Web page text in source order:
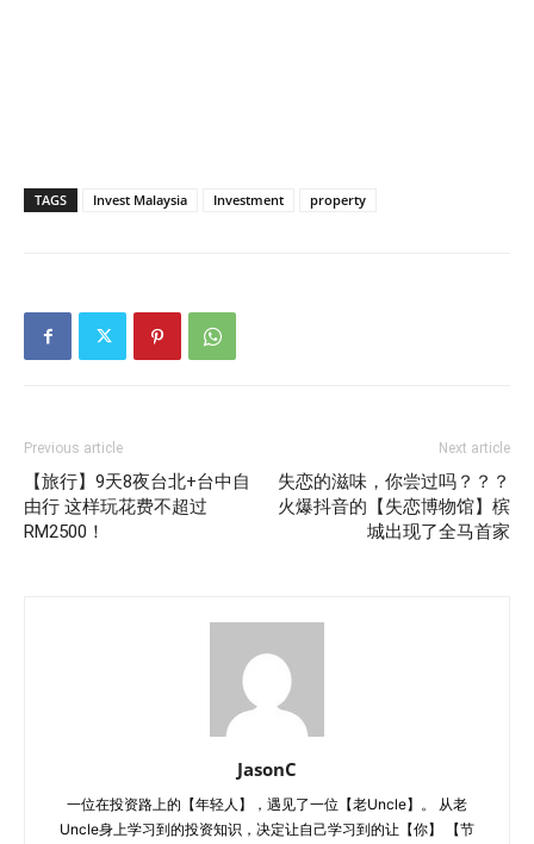
TAGS Invest Malaysia Investment property
Previous article
【旅行】9天8夜台北+台中自
由行 这样玩花费不超过
RM2500！
Next article
失恋的滋味，你尝过吗？？？
火爆抖音的【失恋博物馆】槟
城出现了全马首家
JasonC
一位在投资路上的【年轻人】，遇见了一位【老Uncle】。 从老
Uncle身上学习到的投资知识，决定让自己学习到的让【你】 【节